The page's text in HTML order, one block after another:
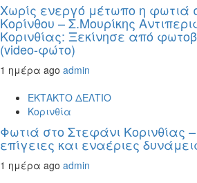
Χωρίς ενεργό μέτωπο η φωτιά
Κορίνθου – Σ.Μουρίκης
Κορινθίας: Ξεκίνησε από
(video-φώτο)
1 ημέρα ago admin
ΕΚΤΑΚΤΟ ΔΕΛΤΙΟ
Κορινθία
Φωτιά στο Στεφάνι Κορινθίας
επίγειες και εναέριες
1 ημέρα ago admin